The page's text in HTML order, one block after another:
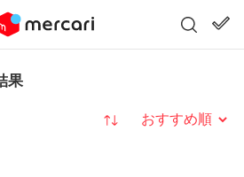
果
並び替え